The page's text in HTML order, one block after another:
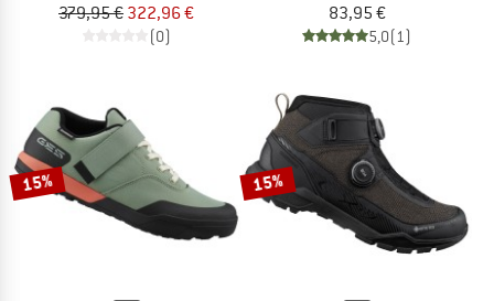
379,95 € 322,96 €
(0)
83,95 €
5,0(1)
15% 15%